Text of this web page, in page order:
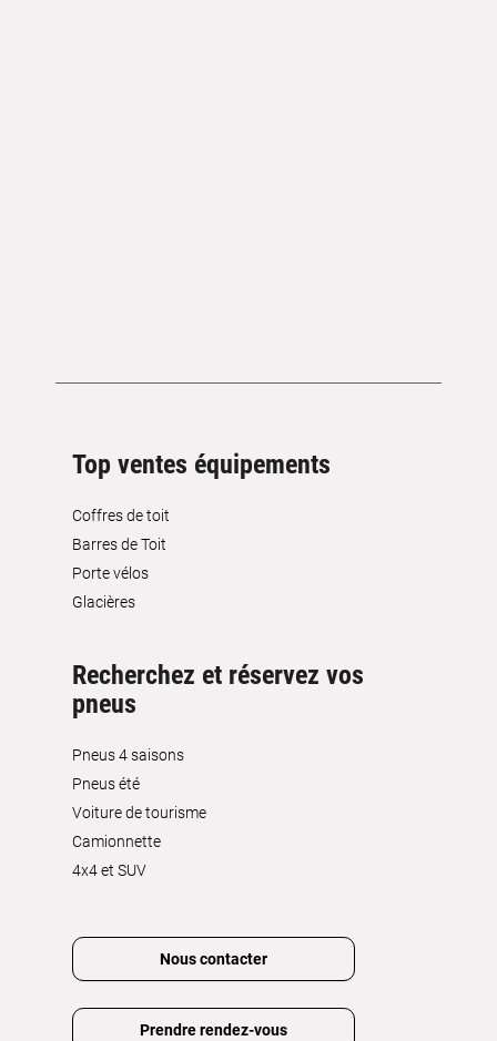
Top ventes équipements
Coffres de toit
Barres de Toit
Porte vélos
Glacières
Recherchez et réservez vos
pneus
Pneus 4 saisons
Pneus été
Voiture de tourisme
Camionnette
4x4 et SUV
Nous contacter
Prendre rendez-vous